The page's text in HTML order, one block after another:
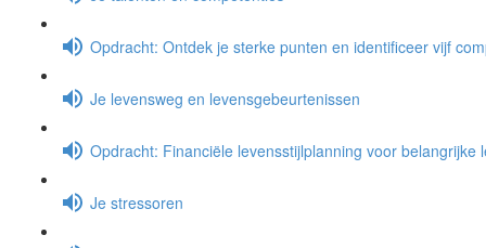
Opdracht: Ontdek je sterke punten en identificeer vijf
Je levensweg en levensgebeurtenissen
Opdracht: Financiële levensstijlplanning voor belangrijke
Je stressoren